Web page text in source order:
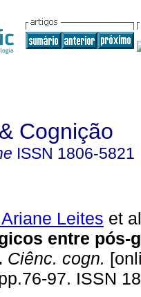
Cognição
ISSN 1806-5821
Leites et
entre pós-
Ciênc. cogn.
97. ISSN